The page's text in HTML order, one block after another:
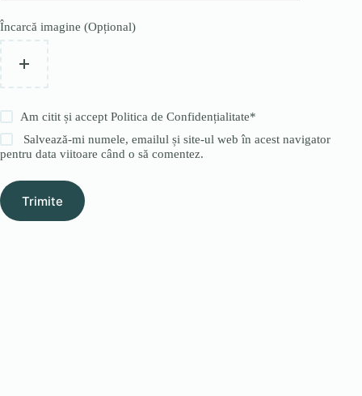
Încarcă imagine (Opțional)
Am citit și acceptPolitica de Confidențialitate*
Salvează-mi numele, emailul și site-ul web în acest navigator
pentru data viitoare când o să comentez.
Trimite